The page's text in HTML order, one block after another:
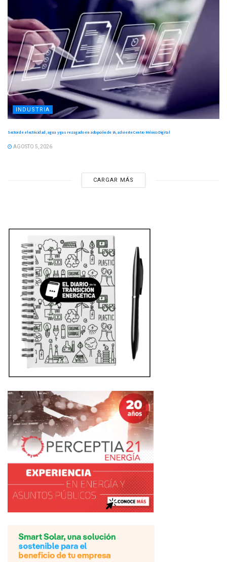
INDUSTRIA
Sector de electricidad, agua y gas rezagado en adopción de IA, advierte Centro México Digital
AGOSTO 5, 2026
CARGAR MÁS